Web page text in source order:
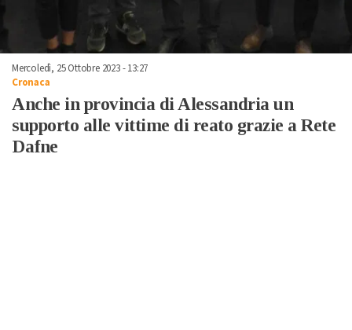
Mercoledì, 25 Ottobre 2023 - 13:27
Cronaca
Anche in provincia di Alessandria un
supporto alle vittime di reato grazie a Rete
Dafne